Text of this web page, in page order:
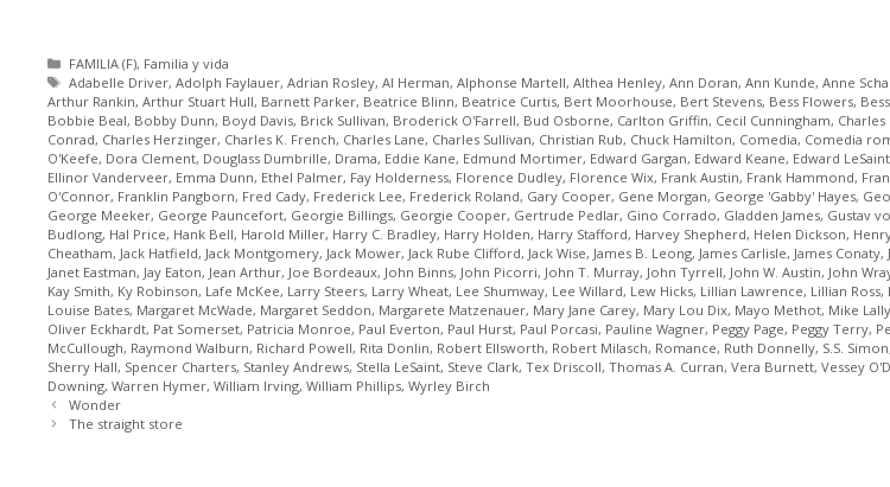
Categorías
FAMILIA (F), Familia y vida
Etiquetas
Adabelle Driver, Adolph Faylauer, Adrian Rosley, Al Herman, Alphonse Martell, Althea Henley, Ann Doran, Ann Kunde, Anne
Arthur Rankin, Arthur Stuart Hull, Barnett Parker, Beatrice Blinn, Beatrice Curtis, Bert Moorhouse, Bert Stevens, Bess Flowers,
Bobbie Beal, Bobby Dunn, Boyd Davis, Brick Sullivan, Broderick O'Farrell, Bud Osborne, Carlton Griffin, Cecil Cunningham,
Conrad, Charles Herzinger, Charles K. French, Charles Lane, Charles Sullivan, Christian Rub, Chuck Hamilton, Comedia, Comedia
O'Keefe, Dora Clement, Douglass Dumbrille, Drama, Eddie Kane, Edmund Mortimer, Edward Gargan, Edward Keane, Edward LeSaint
Ellinor Vanderveer, Emma Dunn, Ethel Palmer, Fay Holderness, Florence Dudley, Florence Wix, Frank Austin, Frank Hammond,
O'Connor, Franklin Pangborn, Fred Cady, Frederick Lee, Frederick Roland, Gary Cooper, Gene Morgan, George 'Gabby' Hayes,
George Meeker, George Pauncefort, Georgie Billings, Georgie Cooper, Gertrude Pedlar, Gino Corrado, Gladden James, Gustav
Budlong, Hal Price, Hank Bell, Harold Miller, Harry C. Bradley, Harry Holden, Harry Stafford, Harvey Shepherd, Helen Dickson,
Cheatham, Jack Hatfield, Jack Montgomery, Jack Mower, Jack Rube Clifford, Jack Wise, James B. Leong, James Carlisle, James Conaty,
Janet Eastman, Jay Eaton, Jean Arthur, Joe Bordeaux, John Binns, John Picorri, John T. Murray, John Tyrrell, John W. Austin, John
Kay Smith, Ky Robinson, Lafe McKee, Larry Steers, Larry Wheat, Lee Shumway, Lee Willard, Lew Hicks, Lillian Lawrence, Lillian Ross,
Louise Bates, Margaret McWade, Margaret Seddon, Margarete Matzenauer, Mary Jane Carey, Mary Lou Dix, Mayo Methot, Mike Lally
Oliver Eckhardt, Pat Somerset, Patricia Monroe, Paul Everton, Paul Hurst, Paul Porcasi, Pauline Wagner, Peggy Page, Peggy Terry,
McCullough, Raymond Walburn, Richard Powell, Rita Donlin, Robert Ellsworth, Robert Milasch, Romance, Ruth Donnelly, S.S. Simon,
Sherry Hall, Spencer Charters, Stanley Andrews, Stella LeSaint, Steve Clark, Tex Driscoll, Thomas A. Curran, Vera Burnett, Vessey
Downing, Warren Hymer, William Irving, William Phillips, Wyrley Birch
Wonder
The straight store